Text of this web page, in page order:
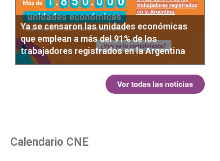
Ya se censaron las unidades económicas
que emplean a más del 91% de los
trabajadores registrados en la Argentina
Ver todas las noticias
Calendario CNE